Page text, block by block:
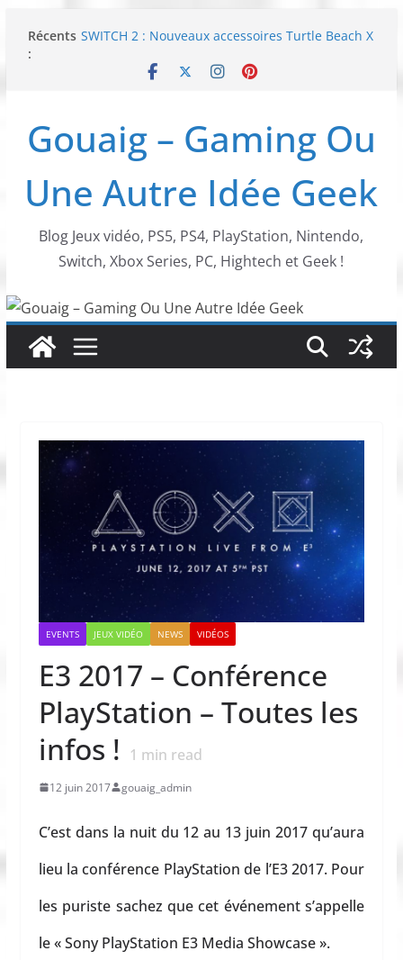
Récents
:
SWITCH 2 : Nouveaux accessoires Turtle Beach X
[TEST] Ride 6 – Une sortie de piste sur PS5 !
retour !
[TEST] Screamer – Le retour des courses arcade
Gouaig – Gaming Ou
Une Autre Idée Geek
Blog Jeux vidéo, PS5, PS4, PlayStation, Nintendo,
Switch, Xbox Series, PC, Hightech et Geek !
EVENTS JEUX VIDÉO NEWS VIDÉOS
E3 2017 – Conférence
PlayStation – Toutes les
infos !
1 min read
12 juin 2017 gouaig_admin
C’est dans la nuit du 12 au 13 juin 2017 qu’aura
lieu la conférence PlayStation de l’E3 2017. Pour
les puriste sachez que cet événement s’appelle
le « Sony PlayStation E3 Media Showcase ».